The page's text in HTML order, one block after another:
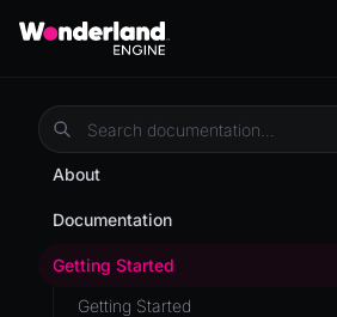
About
Overview
Documentation
Custom Shaders
Getting Started
Getting Started